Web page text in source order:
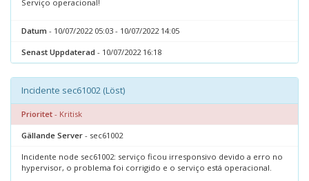
Serviço operacional!
Datum - 10/07/2022 05:03 - 10/07/2022 14:05
Senast Uppdaterad - 10/07/2022 16:18
Incidente sec61002 (Löst)
Prioritet - Kritisk
Gällande Server - sec61002
Incidente node sec61002: serviço ficou irresponsivo devido a erro no
hypervisor, o problema foi corrigido e o serviço está operacional.